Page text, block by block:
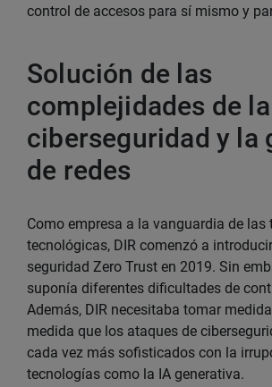
control de accesos para sí mismo y
Solución de las
complejidades de la
ciberseguridad y la
de redes
Como empresa a la vanguardia de las
tecnológicas, DIR comenzó a
seguridad Zero Trust en 2019. Sin
suponía diferentes dificultades de
Además, DIR necesitaba tomar
medida que los ataques de
cada vez más sofisticados con la
tecnologías como la IA generativa.